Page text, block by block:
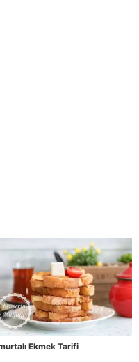
Ekmek Tarifi